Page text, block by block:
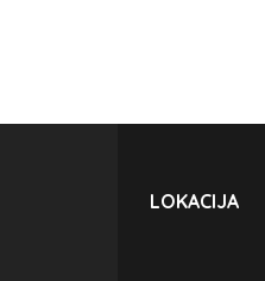
LOKACIJA